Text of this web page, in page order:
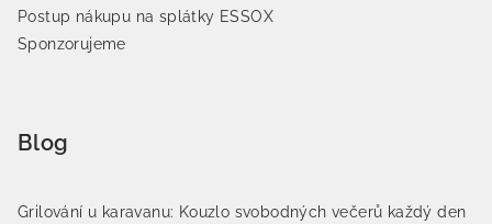
Postup nákupu na splátky ESSOX
Sponzorujeme
Blog
Grilování u karavanu: Kouzlo svobodných večerů každý den